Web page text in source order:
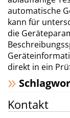
automatische
kann für
die
direkt in ein
Kontakt